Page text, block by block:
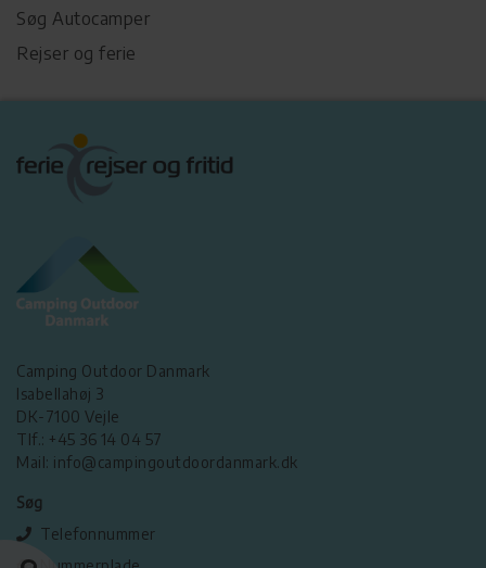
Søg Autocamper
Rejser og ferie
Camping Outdoor Danmark
Isabellahøj 3
DK-7100 Vejle
Tlf.: +45 36 14 04 57
Mail: info@campingoutdoordanmark.dk
Søg
Telefonnummer